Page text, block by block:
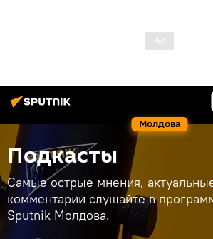
Молдова
Подкасты
Самые острые мнения,
комментарии слушайте в
Sputnik Молдова.